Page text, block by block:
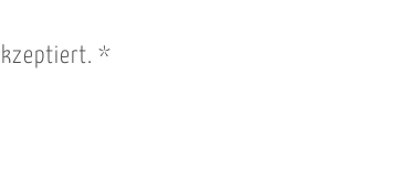
*